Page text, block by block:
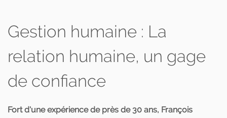
Gestion humaine : La
relation humaine, un gage
de confiance
Fort d'une expérience de près de 30 ans, François